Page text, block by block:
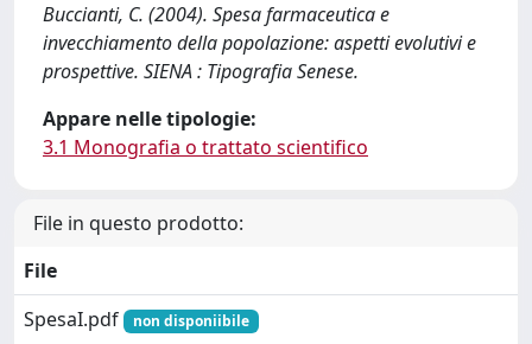
Buccianti, C. (2004). Spesa farmaceutica e
invecchiamento della popolazione: aspetti evolutivi e
prospettive. SIENA : Tipografia Senese.
Appare nelle tipologie:
3.1 Monografia o trattato scientifico
File in questo prodotto:
File
SpesaI.pdf
non disponiibile